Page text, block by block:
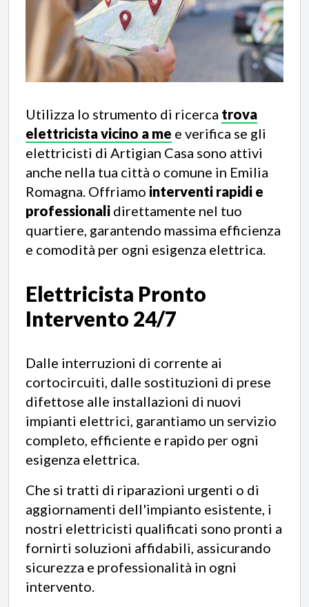
Utilizza lo strumento di ricerca trova
elettricista vicino a me e verifica se gli
elettricisti di Artigian Casa sono attivi
anche nella tua città o comune in Emilia
Romagna. Offriamo interventi rapidi e
professionali direttamente nel tuo
quartiere, garantendo massima efficienza
e comodità per ogni esigenza elettrica.
Elettricista Pronto
Intervento 24/7
Dalle interruzioni di corrente ai
cortocircuiti, dalle sostituzioni di prese
difettose alle installazioni di nuovi
impianti elettrici, garantiamo un servizio
completo, efficiente e rapido per ogni
esigenza elettrica.
Che si tratti di riparazioni urgenti o di
aggiornamenti dell'impianto esistente, i
nostri elettricisti qualificati sono pronti a
fornirti soluzioni affidabili, assicurando
sicurezza e professionalità in ogni
intervento.